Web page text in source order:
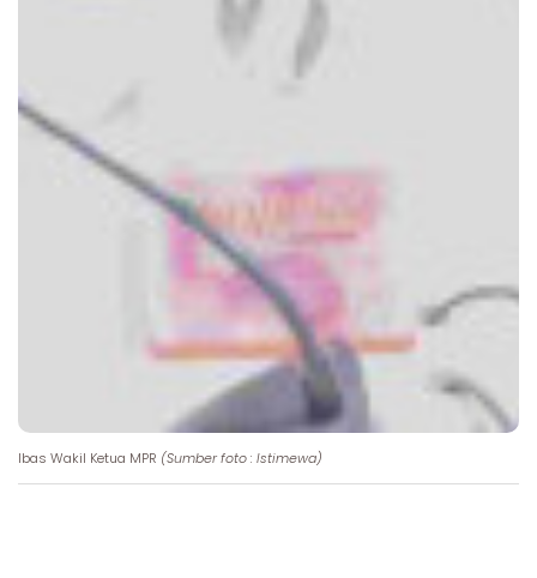
Ibas Wakil Ketua MPR (Sumber foto : Istimewa)